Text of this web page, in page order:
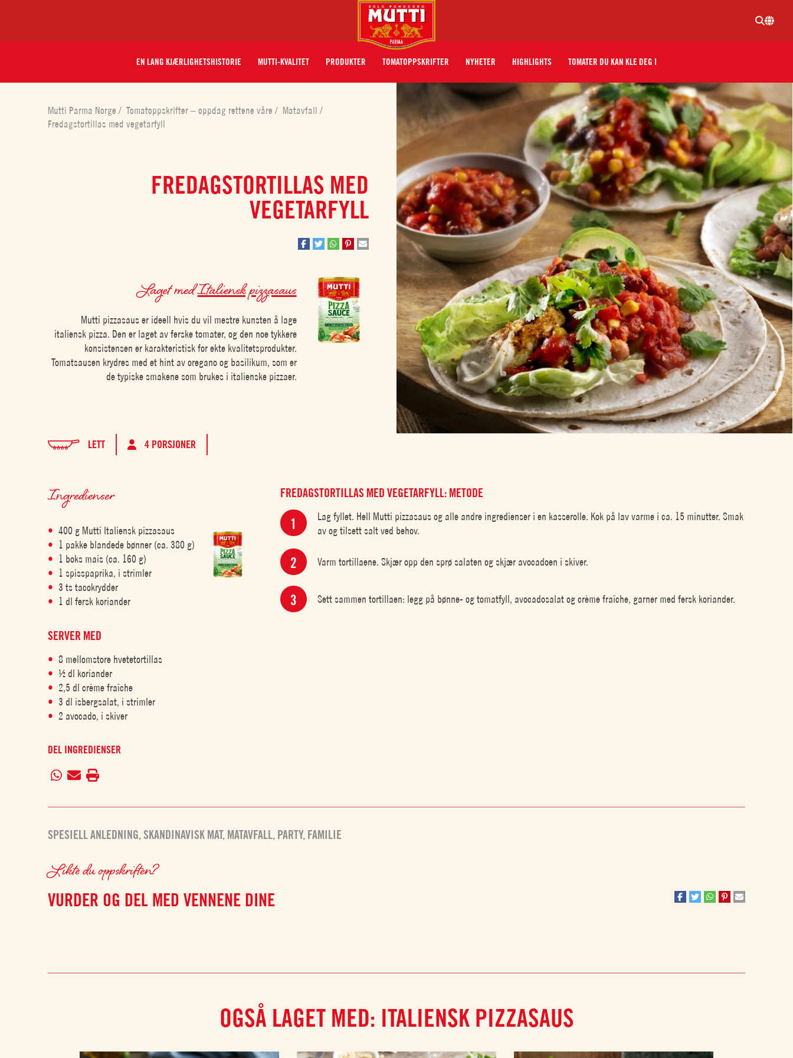
EN LANG KJÆRLIGHETSHISTORIE MUTTI-KVALITET PRODUKTER TOMATOPPSKRIFTER NYHETER HIGHLIGHTS TOMATER DU KAN KLE DEG I
Mutti Parma Norge/ Tomatoppskrifter – oppdag rettene våre/ Matavfall/
Fredagstortillas med vegetarfyll
FREDAGSTORTILLAS MED
VEGETARFYLL
Laget medItaliensk pizzasaus
Mutti pizzasaus er ideell hvis du vil mestre kunsten å lage
italiensk pizza. Den er laget av ferske tomater, og den noe tykkere
konsistensen er karakteristisk for ekte kvalitetsprodukter.
Tomatsausen krydres med et hint av oregano og basilikum, som er
de typiske smakene som brukes i italienske pizzaer.
LETT 4 PORSJONER
Ingredienser
400 g Mutti Italiensk pizzasaus
1 pakke blandede bønner (ca. 380 g)
1 boks mais (ca. 160 g)
1 spisspaprika, i strimler
3 ts tacokrydder
1 dl fersk koriander
SERVER MED
8 mellomstore hvetetortillas
½ dl koriander
2,5 dl crème fraîche
3 dl isbergsalat, i strimler
2 avocado, i skiver
DEL INGREDIENSER
FREDAGSTORTILLAS MED VEGETARFYLL: METODE
Lag fyllet. Hell Mutti pizzasaus og alle andre ingredienser i en kasserolle. Kok på lav varme i ca. 15 minutter. Smak
av og tilsett salt ved behov.
Varm tortillaene. Skjær opp den sprø salaten og skjær avocadoen i skiver.
Sett sammen tortillaen: legg på bønne- og tomatfyll, avocadosalat og crème fraîche, garner med fersk koriander.
SPESIELL ANLEDNING,SKANDINAVISK MAT, MATAVFALL, PARTY, FAMILIE
Likte du oppskriften?
VURDER OG DEL MED VENNENE DINE
OGSÅ LAGET MED: ITALIENSK PIZZASAUS